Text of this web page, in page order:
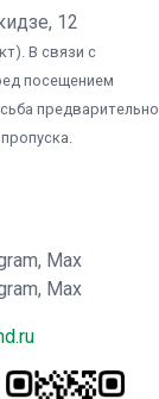
12
В связи с
посещением
предварительно
Max
Max